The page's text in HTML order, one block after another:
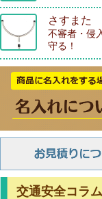
さすまた
不審者・侵
守る！
交通安全コラム